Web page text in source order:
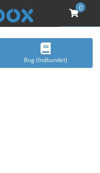
0
Bog (Indbundet)